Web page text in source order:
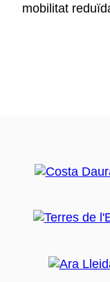
mobilitat